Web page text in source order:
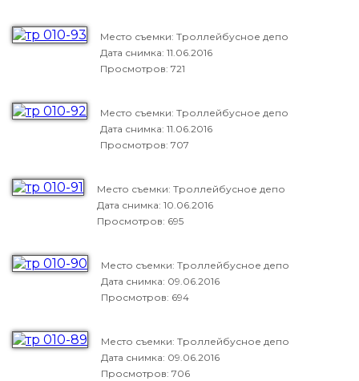
Место съемки: Троллейбусное депо
Дата снимка: 11.06.2016
Просмотров: 721
Место съемки: Троллейбусное депо
Дата снимка: 11.06.2016
Просмотров: 707
Место съемки: Троллейбусное депо
Дата снимка: 10.06.2016
Просмотров: 695
Место съемки: Троллейбусное депо
Дата снимка: 09.06.2016
Просмотров: 694
Место съемки: Троллейбусное депо
Дата снимка: 09.06.2016
Просмотров: 706